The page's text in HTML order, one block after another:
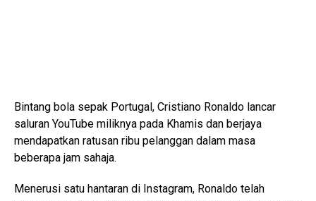
Bintang bola sepak Portugal, Cristiano Ronaldo lancar
saluran YouTube miliknya pada Khamis dan berjaya
mendapatkan ratusan ribu pelanggan dalam masa
beberapa jam sahaja.
Menerusi satu hantaran di Instagram, Ronaldo telah